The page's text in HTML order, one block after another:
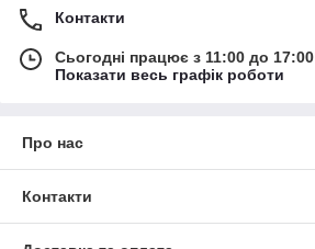
Контакти
Сьогодні працює з 11:00 до 17:00
Показати весь графік роботи
Про нас
Контакти